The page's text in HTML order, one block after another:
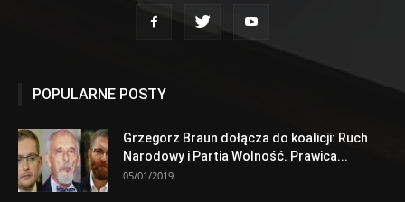
POPULARNE POSTY
Grzegorz Braun dołącza do koalicji: Ruch
Narodowy i Partia Wolność. Prawica...
05/01/2019